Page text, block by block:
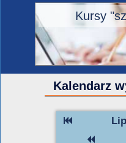
Kursy
Kalendarz